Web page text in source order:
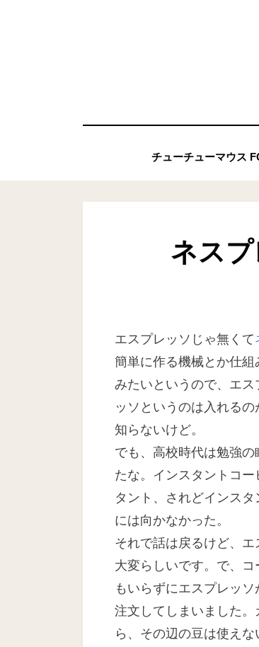
チューチューマウス
ネス
エスプレッソじゃ無くて
簡単に作る機械とか仕
みたいというので、エ
ッソというのは入れる
知らないけど。
でも、高校時代は勉強
たな。インスタントコ
タント、されどインス
には向かなかった。
それで話は戻るけど、
大変らしいです。で、
もいらずにエスプレッ
注文してしまいました
ら、その辺の豆は使え